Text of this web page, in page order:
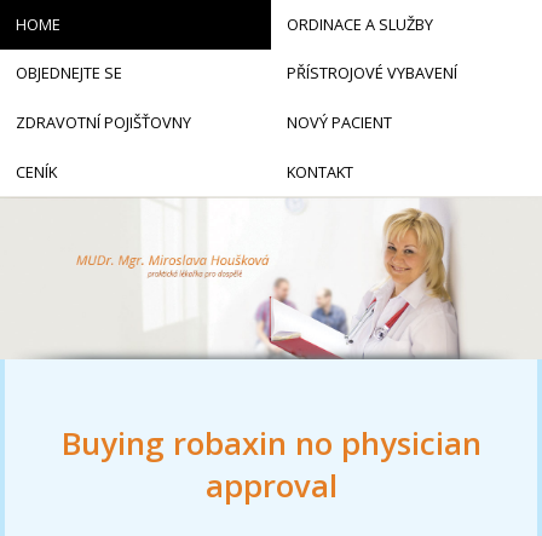
Buying robaxin no physician
approval
HOME ORDINACE A SLUŽBY
OBJEDNEJTE SE PŘÍSTROJOVÉ VYBAVENÍ
ZDRAVOTNÍ POJIŠŤOVNY NOVÝ PACIENT
CENÍK KONTAKT